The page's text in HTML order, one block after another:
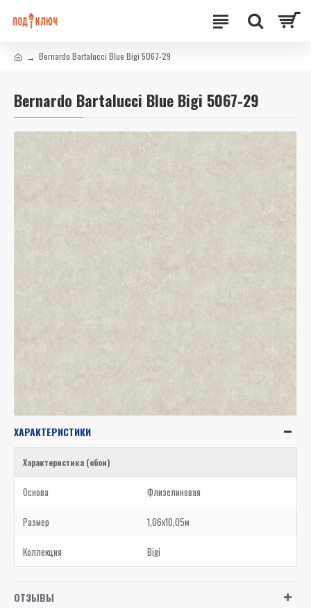
Bernardo Bartalucci Blue Bigi 5067-29
Bernardo Bartalucci Blue Bigi 5067-29
ХАРАКТЕРИСТИКИ
Характеристика (обои)
Основа Флизелиновая
Размер 1,06x10,05м
Коллекция Bigi
ОТЗЫВЫ